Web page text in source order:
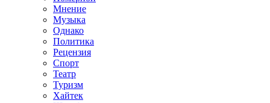
Мнение
Музыка
Однако
Политика
Рецензия
Спорт
Театр
Туризм
Хайтек